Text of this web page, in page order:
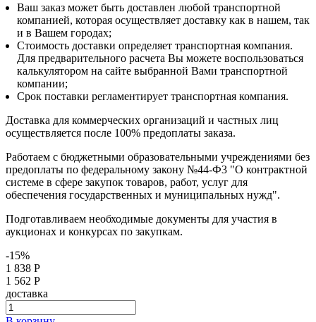
Ваш заказ может быть доставлен любой транспортной
компанией, которая осуществляет доставку как в нашем, так
и в Вашем городах;
Стоимость доставки определяет транспортная компания.
Для предварительного расчета Вы можете воспользоваться
калькулятором на сайте выбранной Вами транспортной
компании;
Срок поставки регламентирует транспортная компания.
Доставка для коммерческих организаций и частных лиц
осуществляется после 100% предоплаты заказа.
Работаем с бюджетными образовательными учреждениями без
предоплаты по федеральному закону №44-Ф3 "О контрактной
системе в сфере закупок товаров, работ, услуг для
обеспечения государственных и муниципальных нужд".
Подготавливаем необходимые документы для участия в
аукционах и конкурсах по закупкам.
-15%
1 838 Р
1 562 Р
доставка